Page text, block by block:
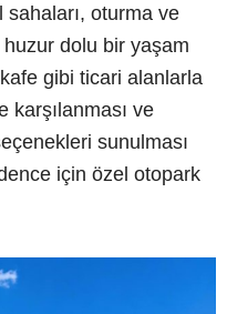
sahaları, oturma ve
dolu bir yaşam
gibi ticari alanlarla
karşılanması ve
sunulması
için özel otopark